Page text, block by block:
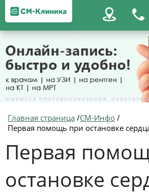
Главная страница /СМ-Инфо /
Первая помощь при остановке
Первая
остановке